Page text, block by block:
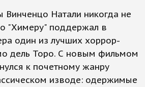
Винченцо Натали никогда не
"Химеру" поддержал в
один из лучших хоррор-
дель Торо. С новым фильмом
к почетному жанру
изводе: одержимые